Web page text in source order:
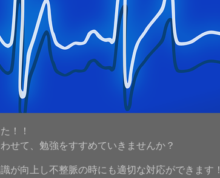
！！
せて、勉強をすすめていきませんか？
が向上し不整脈の時にも適切な対応ができます！